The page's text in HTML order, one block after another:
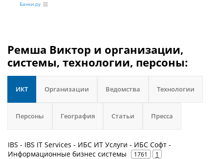
Банки.ру
Ремша Виктор и организации,
системы, технологии, персоны:
ИКТ Организации Ведомства Технологии
Персоны География Статьи Пресса
IBS - IBS IT Services - ИБС ИТ Услуги - ИБС Софт -
Информационные бизнес системы
1761 1